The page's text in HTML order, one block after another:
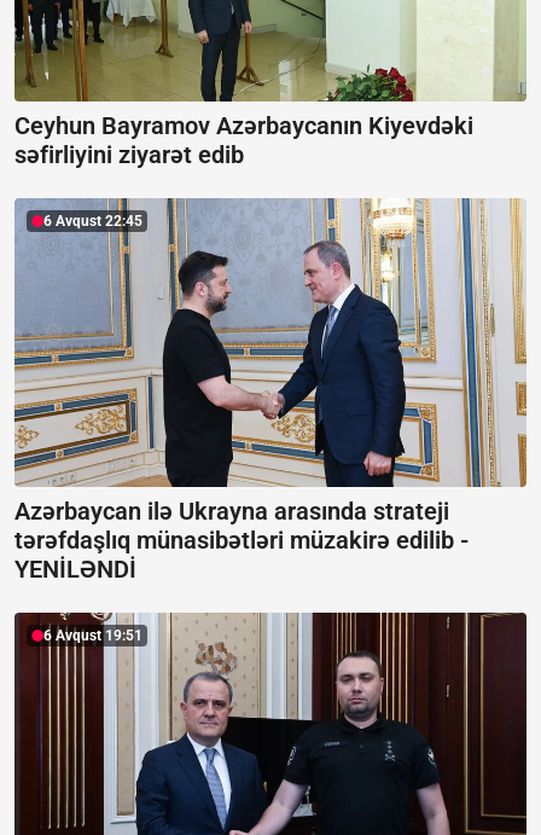
Ceyhun Bayramov Azərbaycanın Kiyevdəki
səfirliyini ziyarət edib
6 Avqust 22:45
Azərbaycan ilə Ukrayna arasında strateji
tərəfdaşlıq münasibətləri müzakirə edilib -
YENİLƏNDİ
6 Avqust 19:51